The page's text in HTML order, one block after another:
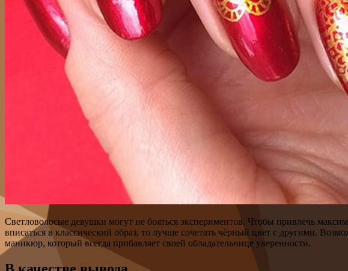
Светловолосые девушки могут не бояться экспериментов. Чтобы привлечь
вписаться в классический образ, то лучше сочетать чёрный цвет с другими.
маникюр, который всегда прибавляет своей обладательнице уверенности.